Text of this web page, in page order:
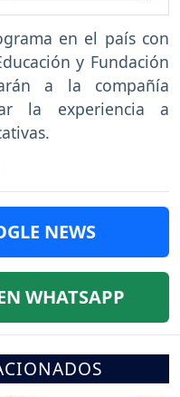
en el país con
y Fundación
a la compañía
la experiencia a
NEWS
WHATSAPP